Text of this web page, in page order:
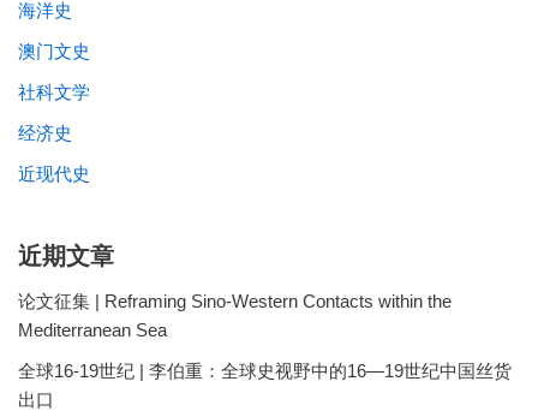
海洋史
澳门文史
社科文学
经济史
近现代史
近期文章
论文征集 | Reframing Sino-Western Contacts within the
Mediterranean Sea
全球16-19世纪 | 李伯重：全球史视野中的16—19世纪中国丝货
出口